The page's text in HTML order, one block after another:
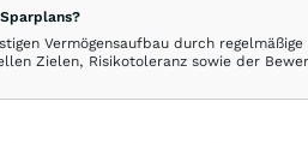
Vermögensaufbau durch
Zielen, Risikotoleranz sowie der